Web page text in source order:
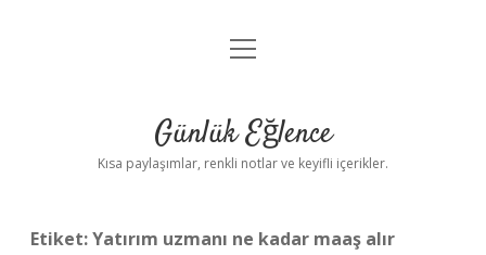
Anasayfa
Yasal Uyarı
menüyü
Günlük Eğlence
Kısa paylaşımlar, renkli notlar ve keyifli içerikler.
Etiket:Yatırım uzmanı ne kadar maaş alır